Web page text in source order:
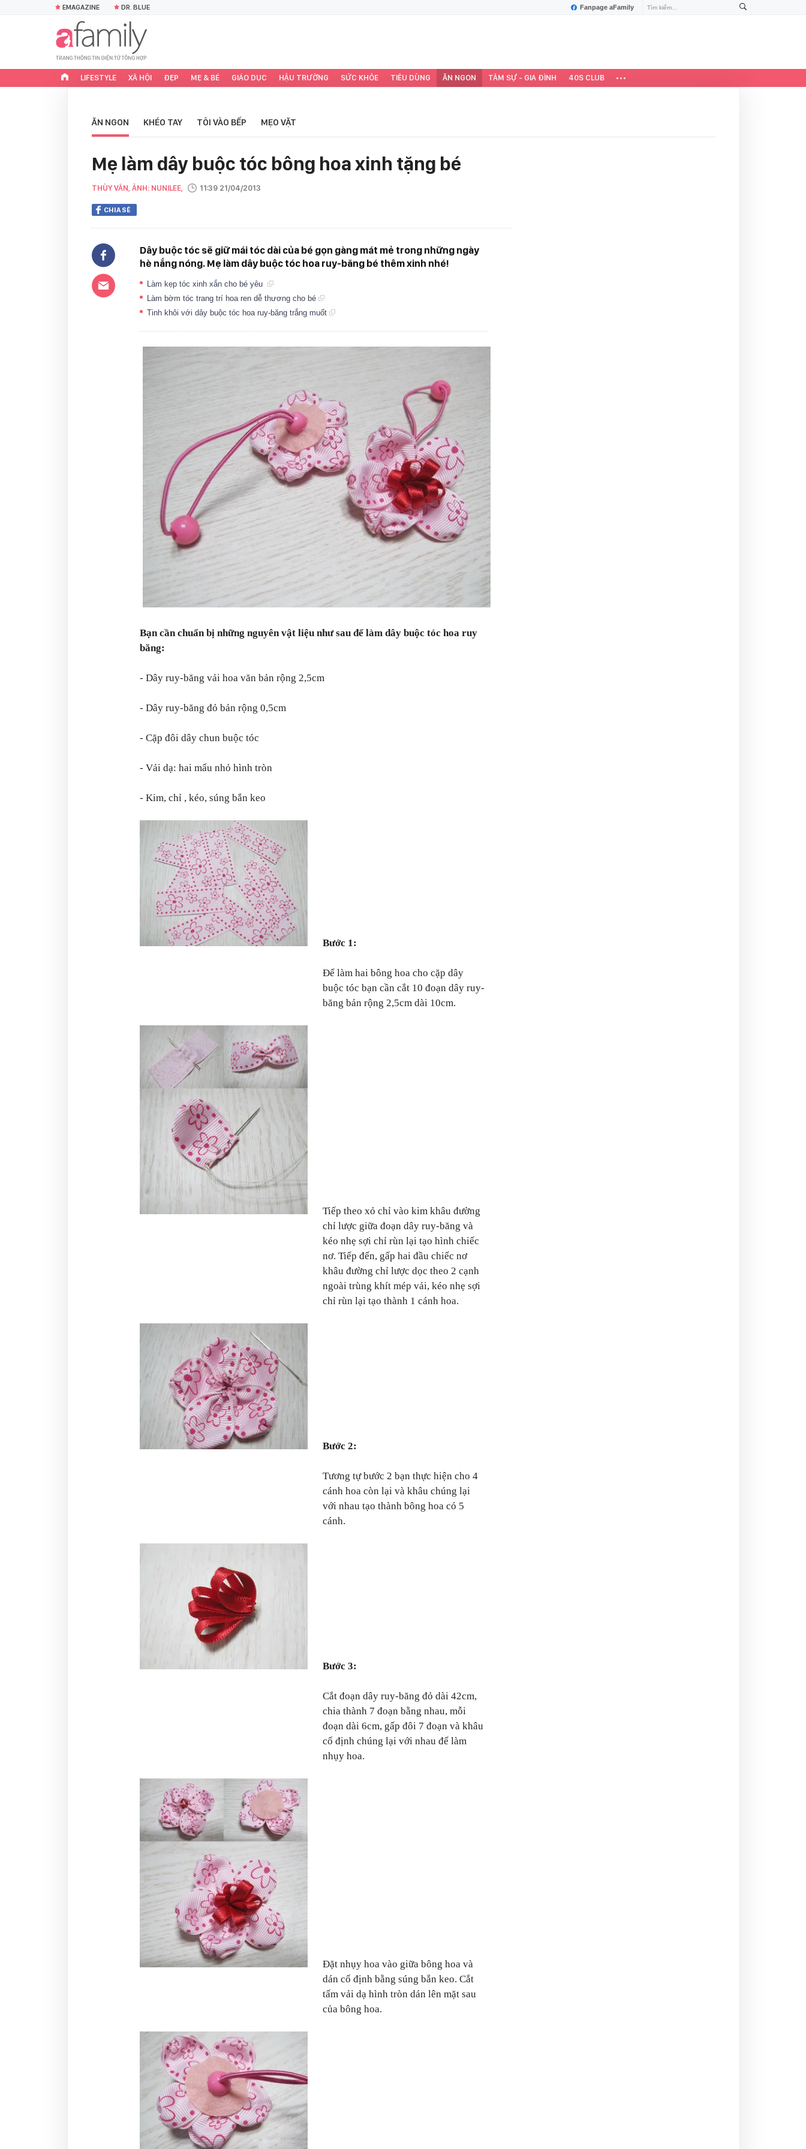
Fanpage aFamily
EMAGAZINE DR. BLUE
LIFESTYLE XÃ HỘI ĐẸP MẸ & BÉ GIÁO DỤC HẬU TRƯỜNG SỨC KHỎE TIÊU DÙNG ĂN NGON TÂM SỰ - GIA ĐÌNH 40S CLUB
ĂN NGON KHÉO TAY TÔI VÀO BẾP MẸO VẶT
Mẹ làm dây buộc tóc bông hoa xinh tặng bé
THÙY VÂN, ẢNH: NUNILEE, 11:39 21/04/2013
CHIA SẺ
Dây buộc tóc sẽ giữ mái tóc dài của bé gọn gàng mát mẻ trong những ngày
hè nắng nóng. Mẹ làm dây buộc tóc hoa ruy-băng bé thêm xinh nhé!
Làm kẹp tóc xinh xắn cho bé yêu
Làm bờm tóc trang trí hoa ren dễ thương cho bé
Tinh khôi với dây buộc tóc hoa ruy-băng trắng muốt
Bạn cần chuẩn bị những nguyên vật liệu như sau để làm dây buộc tóc hoa ruy
băng:
- Dây ruy-băng vải hoa văn bản rộng 2,5cm
- Dây ruy-băng đỏ bản rộng 0,5cm
- Cặp đôi dây chun buộc tóc
- Vải dạ: hai mẩu nhỏ hình tròn
- Kim, chỉ , kéo, súng bắn keo
Bước 1:
Để làm hai bông hoa cho cặp dây
buộc tóc bạn cần cắt 10 đoạn dây ruy-
băng bản rộng 2,5cm dài 10cm.
Tiếp theo xỏ chỉ vào kim khâu đường
chỉ lược giữa đoạn dây ruy-băng và
kéo nhẹ sợi chỉ rùn lại tạo hình chiếc
nơ. Tiếp đến, gấp hai đầu chiếc nơ
khâu đường chỉ lược dọc theo 2 cạnh
ngoài trùng khít mép vải, kéo nhẹ sợi
chỉ rùn lại tạo thành 1 cánh hoa.
Bước 2:
Tương tự bước 2 bạn thực hiện cho 4
cánh hoa còn lại và khâu chúng lại
với nhau tạo thành bông hoa có 5
cánh.
Bước 3:
Cắt đoạn dây ruy-băng đỏ dài 42cm,
chia thành 7 đoạn bằng nhau, mỗi
đoạn dài 6cm, gấp đôi 7 đoạn và khâu
cố định chúng lại với nhau để làm
nhụy hoa.
Đặt nhụy hoa vào giữa bông hoa và
dán cố định bằng súng bắn keo. Cắt
tấm vải dạ hình tròn dán lên mặt sau
của bông hoa.